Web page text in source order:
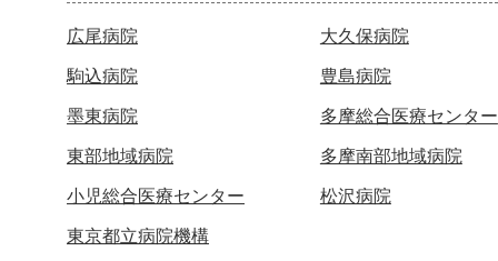
広尾病院 大久保病院
駒込病院 豊島病院
墨東病院 多摩総合医療センター
東部地域病院 多摩南部地域病院
小児総合医療センター 松沢病院
東京都立病院機構